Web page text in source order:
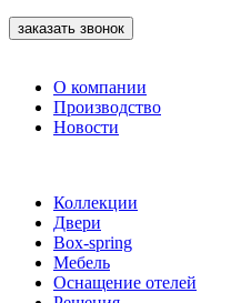
заказать звонок
О компании
Производство
Новости
Коллекции
Двери
Box-spring
Мебель
Оснащение отелей